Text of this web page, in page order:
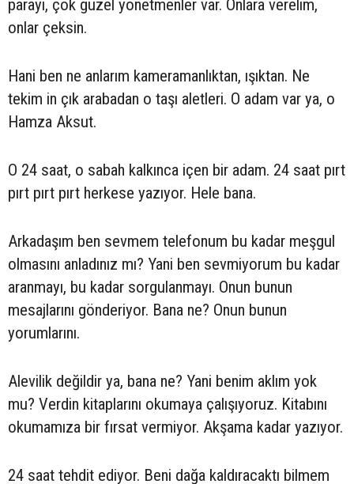
parayı, çok güzel yönetmenler var. Onlara verelim,
onlar çeksin.
Hani ben ne anlarım kameramanlıktan, ışıktan. Ne
tekim in çık arabadan o taşı aletleri. O adam var ya, o
Hamza Aksut.
O 24 saat, o sabah kalkınca içen bir adam. 24 saat pırt
pırt pırt pırt herkese yazıyor. Hele bana.
Arkadaşım ben sevmem telefonum bu kadar meşgul
olmasını anladınız mı? Yani ben sevmiyorum bu kadar
aranmayı, bu kadar sorgulanmayı. Onun bunun
mesajlarını gönderiyor. Bana ne? Onun bunun
yorumlarını.
Alevilik değildir ya, bana ne? Yani benim aklım yok
mu? Verdin kitaplarını okumaya çalışıyoruz. Kitabını
okumamıza bir fırsat vermiyor. Akşama kadar yazıyor.
24 saat tehdit ediyor. Beni dağa kaldıracaktı bilmem